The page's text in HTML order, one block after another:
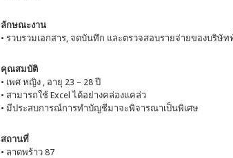
ลักษณะงาน
• รวบรวมเอกสาร, จดบันทึก และตรวจสอบรายจ่ายของบริษั
คุณสมบัติ
• เพศ หญิง , อายุ 23 – 28 ปี
• สามารถใช้ Excel ได้อย่างคล่องแคล่ว
• มีประสบการณ์การทำบัญชีมาจะพิจารณาเป็นพิเศษ
สถานที่
• ลาดพร้าว 87